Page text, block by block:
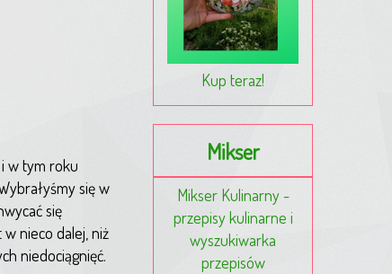
w tym roku
się w
się
nieco dalej, niż
niedociągnięć.
Kup teraz!
Mikser
Mikser Kulinarny -
przepisy kulinarne i
wyszukiwarka
przepisów